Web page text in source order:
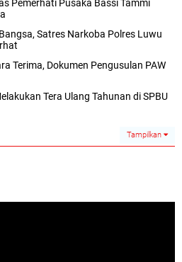
Pemerhati Pusaka Bassi Tammi
Satres Narkoba Polres Luwu
Terima, Dokumen Pengusulan PAW
Tera Ulang Tahunan di SPBU
Tampilkan